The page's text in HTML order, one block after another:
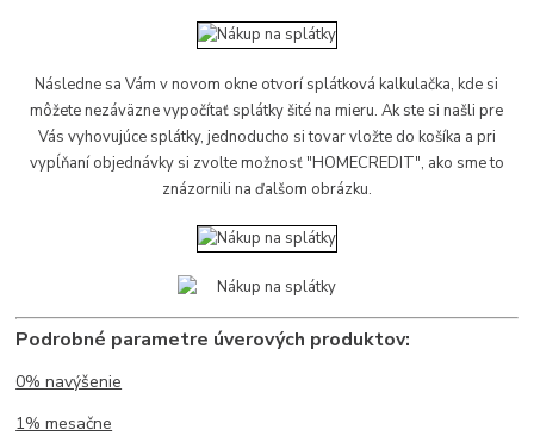
Následne sa Vám v novom okne otvorí splátková kalkulačka, kde si
môžete nezáväzne vypočítať splátky šité na mieru. Ak ste si našli pre
Vás vyhovujúce splátky, jednoducho si tovar vložte do košíka a pri
vypĺňaní objednávky si zvolte možnosť "HOMECREDIT", ako sme to
znázornili na ďalšom obrázku.
Podrobné parametre úverových produktov:
0% navýšenie
1% mesačne